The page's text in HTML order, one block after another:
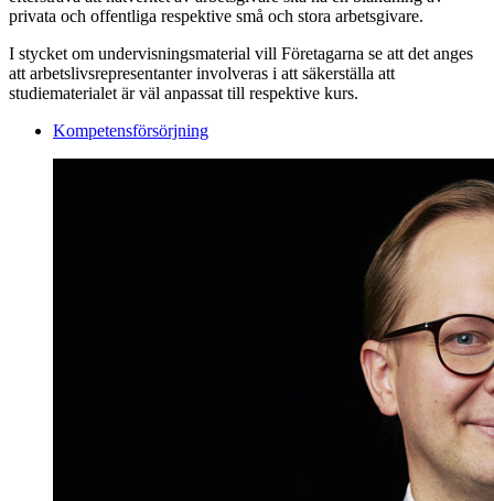
privata och offentliga respektive små och stora arbetsgivare.
I stycket om undervisningsmaterial vill Företagarna se att det anges
att arbetslivsrepresentanter involveras i att säkerställa att
studiematerialet är väl anpassat till respektive kurs.
Kompetensförsörjning